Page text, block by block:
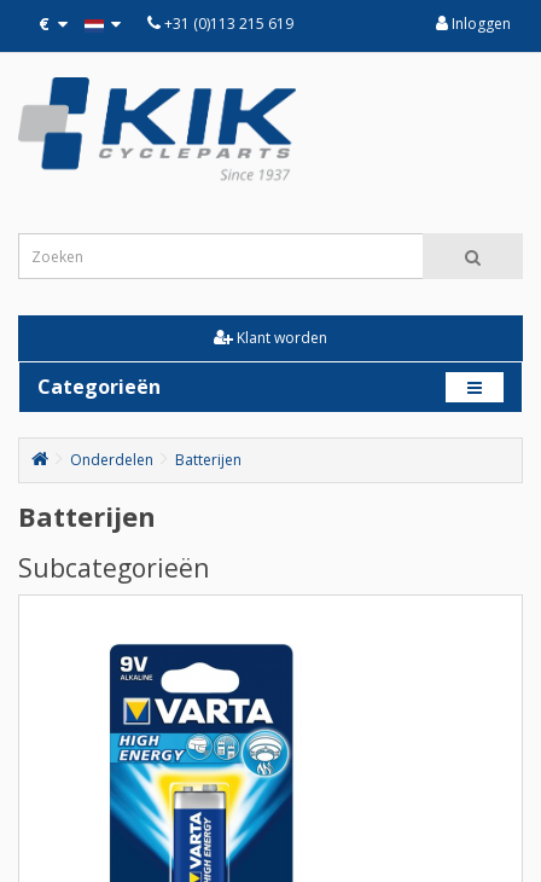
€ +31 (0)113 215 619 Inloggen
Klant worden
Categorieën
Onderdelen Batterijen
Batterijen
Subcategorieën